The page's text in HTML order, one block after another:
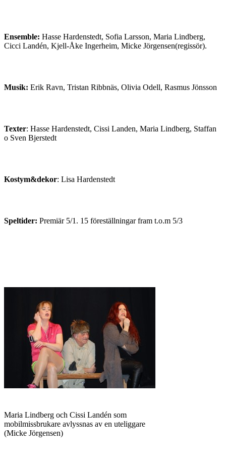
Ensemble: Hasse Hardenstedt, Sofia Larsson, Maria Lindberg,
Cicci Landén, Kjell-Åke Ingerheim, Micke Jörgensen(regissör).
Musik: Erik Ravn, Tristan Ribbnäs, Olivia Odell, Rasmus Jönsson
Texter: Hasse Hardenstedt, Cissi Landen, Maria Lindberg, Staffan
o Sven Bjerstedt
Kostym&dekor: Lisa Hardenstedt
Speltider: Premiär 5/1. 15 föreställningar fram t.o.m 5/3
Maria Lindberg och Cissi Landén som
mobilmissbrukare avlyssnas av en uteliggare
(Micke Jörgensen)